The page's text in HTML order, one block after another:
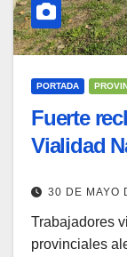
PORTADA
Fuerte
Vialidad
30 DE MAYO
Trabajadores
provinciales